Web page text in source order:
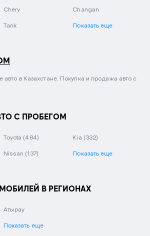
Chery Changan
Tank Показать еще
в Казахстане. Покупка и продажа авто с
С ПРОБЕГОМ
Toyota (484) Kia (332)
Nissan (137) Показать еще
В РЕГИОНАХ
Атырау
Показать еще